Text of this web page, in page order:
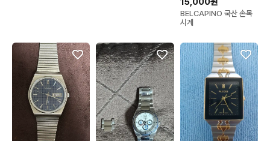
BELCAPINO 국산 손목
시계